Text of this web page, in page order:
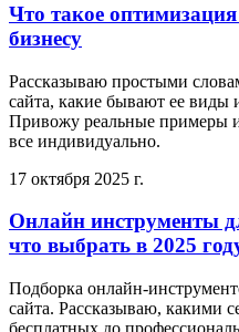
Что такое
бизнесу
Рассказываю простыми
сайта, какие бывают ее виды
Привожу реальные примеры
все индивидуально.
17 октября 2025 г.
Онлайн инструменты
что выбрать в 2025
Подборка онлайн-
сайта. Рассказываю, какими
бесплатных до